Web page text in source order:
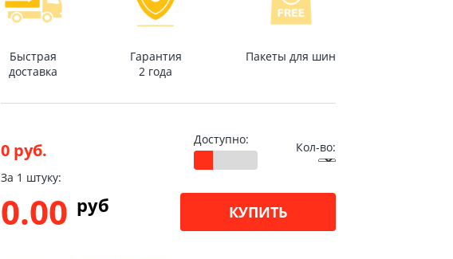
Быстрая
доставка
Гарантия
2 года
Пакеты для шин
0 руб.
Доступно:
Кол-во:
За 1 штуку:
0.00 pуб КУПИТЬ